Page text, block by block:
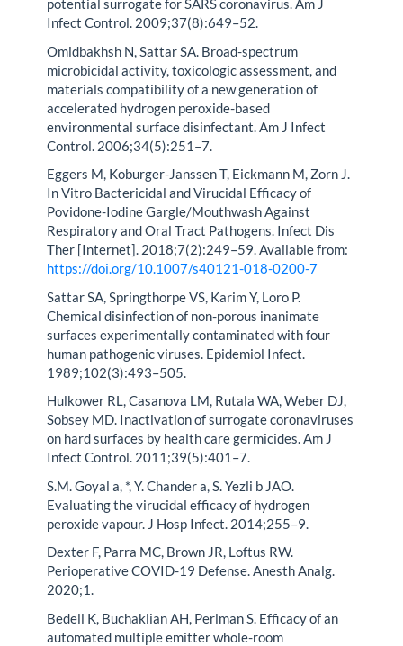
potential surrogate for SARS coronavirus. Am J
Infect Control. 2009;37(8):649–52.
Omidbakhsh N, Sattar SA. Broad-spectrum
microbicidal activity, toxicologic assessment, and
materials compatibility of a new generation of
accelerated hydrogen peroxide-based
environmental surface disinfectant. Am J Infect
Control. 2006;34(5):251–7.
Eggers M, Koburger-Janssen T, Eickmann M, Zorn J.
In Vitro Bactericidal and Virucidal Efficacy of
Povidone-Iodine Gargle/Mouthwash Against
Respiratory and Oral Tract Pathogens. Infect Dis
Ther [Internet]. 2018;7(2):249–59. Available from:
https://doi.org/10.1007/s40121-018-0200-7
Sattar SA, Springthorpe VS, Karim Y, Loro P.
Chemical disinfection of non-porous inanimate
surfaces experimentally contaminated with four
human pathogenic viruses. Epidemiol Infect.
1989;102(3):493–505.
Hulkower RL, Casanova LM, Rutala WA, Weber DJ,
Sobsey MD. Inactivation of surrogate coronaviruses
on hard surfaces by health care germicides. Am J
Infect Control. 2011;39(5):401–7.
S.M. Goyal a, *, Y. Chander a, S. Yezli b JAO.
Evaluating the virucidal efficacy of hydrogen
peroxide vapour. J Hosp Infect. 2014;255–9.
Dexter F, Parra MC, Brown JR, Loftus RW.
Perioperative COVID-19 Defense. Anesth Analg.
2020;1.
Bedell K, Buchaklian AH, Perlman S. Efficacy of an
automated multiple emitter whole-room